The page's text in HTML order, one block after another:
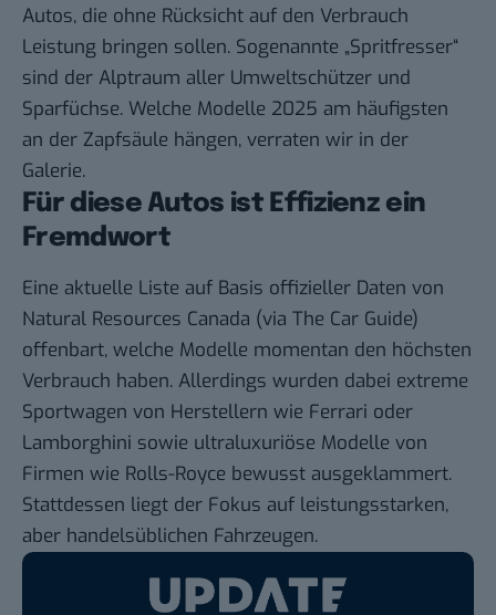
Autos, die ohne Rücksicht auf den Verbrauch
Leistung bringen sollen. Sogenannte „Spritfresser“
sind der Alptraum aller Umweltschützer und
Sparfüchse. Welche Modelle 2025 am häufigsten
an der Zapfsäule hängen, verraten wir in der
Galerie.
Für diese Autos ist Effizienz ein
Fremdwort
Eine aktuelle Liste auf Basis offizieller Daten von
Natural Resources Canada (via The Car Guide)
offenbart, welche Modelle momentan den höchsten
Verbrauch haben. Allerdings wurden dabei extreme
Sportwagen von Herstellern wie Ferrari oder
Lamborghini sowie ultraluxuriöse Modelle von
Firmen wie Rolls-Royce bewusst ausgeklammert.
Stattdessen liegt der Fokus auf leistungsstarken,
aber handelsüblichen Fahrzeugen.